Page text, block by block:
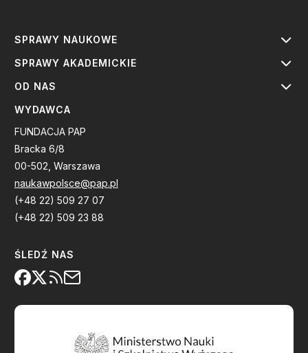
SPRAWY NAUKOWE
SPRAWY AKADEMICKIE
OD NAS
WYDAWCA
FUNDACJA PAP
Bracka 6/8
00-502, Warszawa
naukawpolsce@pap.pl
(+48 22) 509 27 07
(+48 22) 509 23 88
ŚLEDŹ NAS